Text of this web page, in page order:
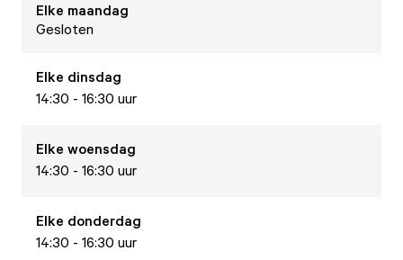
Elke maandag
Gesloten
Elke dinsdag
14:30 - 16:30 uur
Elke woensdag
14:30 - 16:30 uur
Elke donderdag
14:30 - 16:30 uur